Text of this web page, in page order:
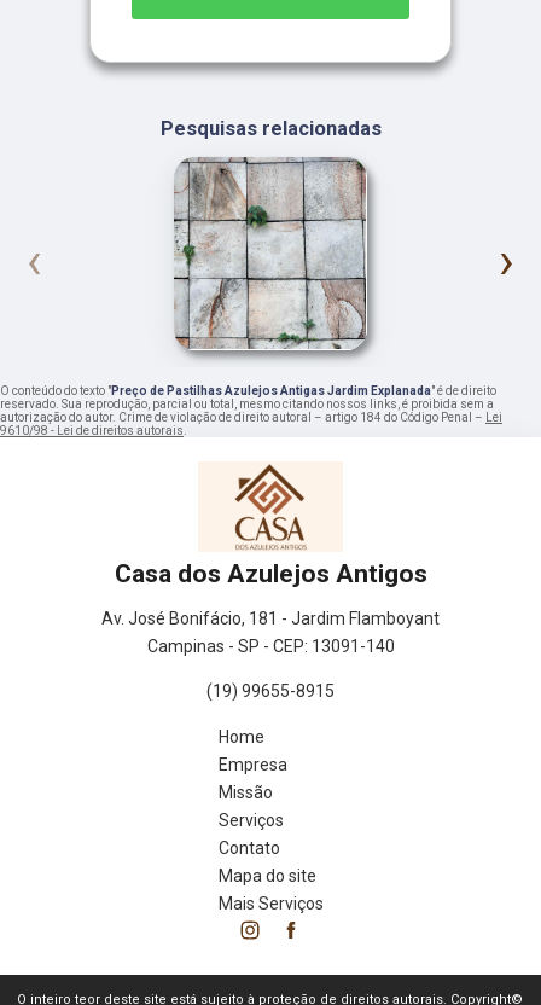
Pesquisas relacionadas
‹ ›
O conteúdo do texto "Preço de Pastilhas Azulejos Antigas Jardim Explanada" é de direito
reservado. Sua reprodução, parcial ou total, mesmo citando nossos links, é proibida sem a
autorização do autor. Crime de violação de direito autoral – artigo 184 do Código Penal –
Lei
9610/98 - Lei de direitos autorais
Casa dos Azulejos Antigos
Av. José Bonifácio, 181 - Jardim Flamboyant
Campinas - SP - CEP: 13091-140
(19) 99655-8915
Home
Empresa
Missão
Serviços
Contato
Mapa do site
Mais Serviços
O inteiro teor deste site está sujeito à proteção de direitos autorais. Copyright©